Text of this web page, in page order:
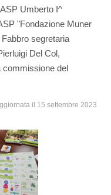
Umberto I^
"Fondazione Muner
segretaria
Del Col,
commissione del
il 15 settembre 2023